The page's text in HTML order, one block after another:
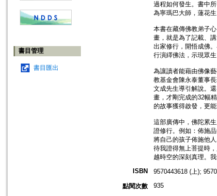
書目管理
書目匯出
過程如何發生。書中
為寧瑪巴大師，蓮花
本書在藏傳佛教弟子
畫，就是為了記載、
出家修行，開悟成佛
行演繹佛法，示現眾
為讓讀者能藉由佛像
教基金會陳永泰董事
文成先生導引解說。
畫，才剛完成的32幅
的故事獲得啟發，更
這部廣傳中，佛陀累
證修行。例如：佈施
將自己的孩子佈施他
待我證得無上菩提時
越時空的深刻真理。
ISBN
9570443618 (上);
點閱次數
935